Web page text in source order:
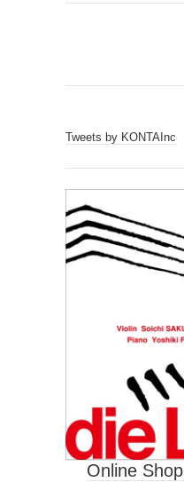
Tweets by KONTAInc
Online Shop